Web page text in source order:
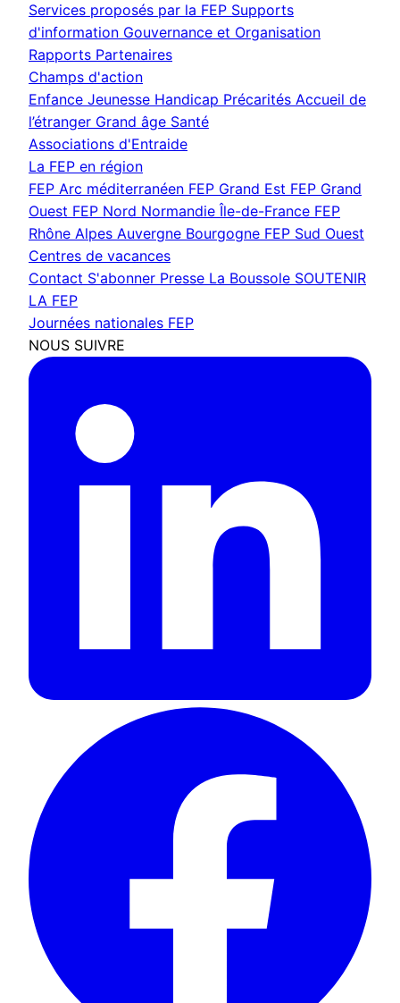
Services proposés par la FEP Supports
d'information Gouvernance et Organisation
Rapports Partenaires
Champs d'action
Enfance Jeunesse Handicap Précarités Accueil de
l’étranger Grand âge Santé
Associations d'Entraide
La FEP en région
FEP Arc méditerranéen FEP Grand Est FEP Grand
Ouest FEP Nord Normandie Île-de-France FEP
Rhône Alpes Auvergne Bourgogne FEP Sud Ouest
Centres de vacances
Contact S'abonner Presse La Boussole SOUTENIR
LA FEP
Journées nationales FEP
NOUS SUIVRE